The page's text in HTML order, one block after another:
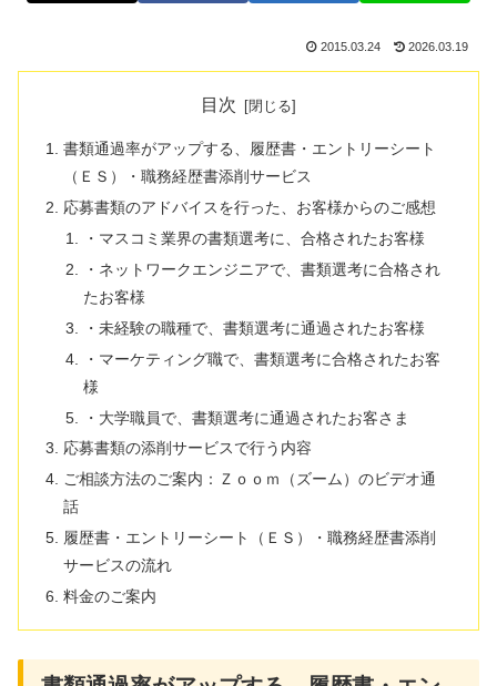
2015.03.24 2026.03.19
目次
書類通過率がアップする、履歴書・エントリーシート
（ＥＳ）・職務経歴書添削サービス
応募書類のアドバイスを行った、お客様からのご感想
・マスコミ業界の書類選考に、合格されたお客様
・ネットワークエンジニアで、書類選考に合格され
たお客様
・未経験の職種で、書類選考に通過されたお客様
・マーケティング職で、書類選考に合格されたお客
様
・大学職員で、書類選考に通過されたお客さま
応募書類の添削サービスで行う内容
ご相談方法のご案内：Ｚｏｏｍ（ズーム）のビデオ通
話
履歴書・エントリーシート（ＥＳ）・職務経歴書添削
サービスの流れ
料金のご案内